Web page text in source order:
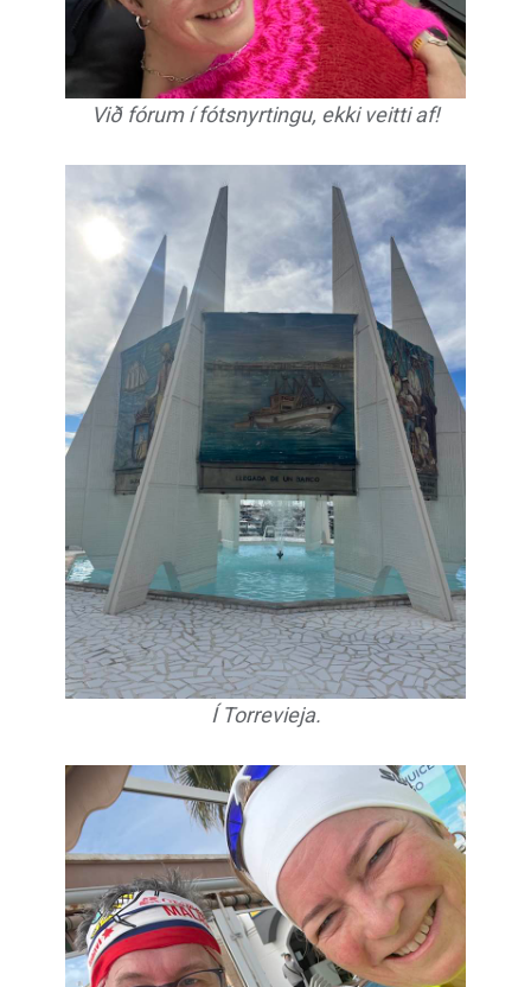
Við fórum í fótsnyrtingu, ekki veitti af!
Í Torrevieja.